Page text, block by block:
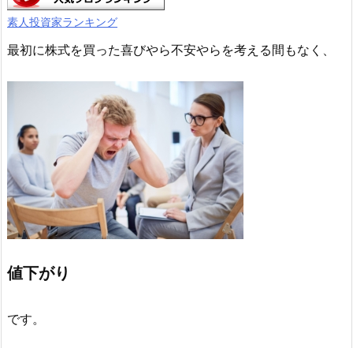
素人投資家ランキング
最初に株式を買った喜びやら不安やらを考える間もなく、
値下がり
です。